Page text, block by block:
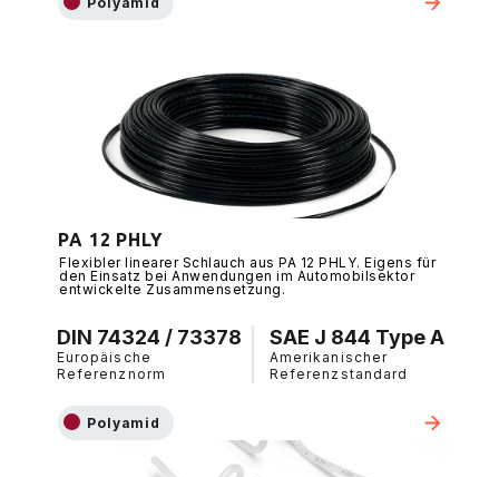
PA 12 PHLY
Flexibler linearer Schlauch aus PA 12 PHLY. Eigens für
den Einsatz bei Anwendungen im Automobilsektor
entwickelte Zusammensetzung.
DIN 74324 / 73378
Europäische
Referenznorm
SAE J 844 Type A
Amerikanischer
Referenzstandard
Polyamid